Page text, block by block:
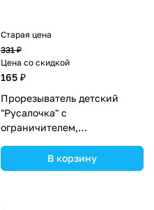
Старая цена
331 ₽
Цена со скидкой
165 ₽
Прорезыватель детский
"Русалочка" с
ограничителем,
цвета МИКС. (№2272521).
В корзину